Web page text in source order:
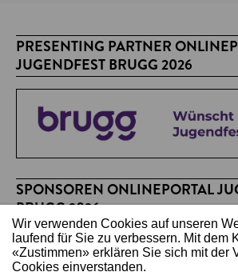
PRESENTING PARTNER
JUGENDFEST BRUGG 2026
SPONSOREN ONLINEPORTAL
BRUGG 2026
Wir verwenden Cookies auf unseren
laufend für Sie zu verbessern. Mit dem
«Zustimmen» erklären Sie sich mit der
Cookies einverstanden.